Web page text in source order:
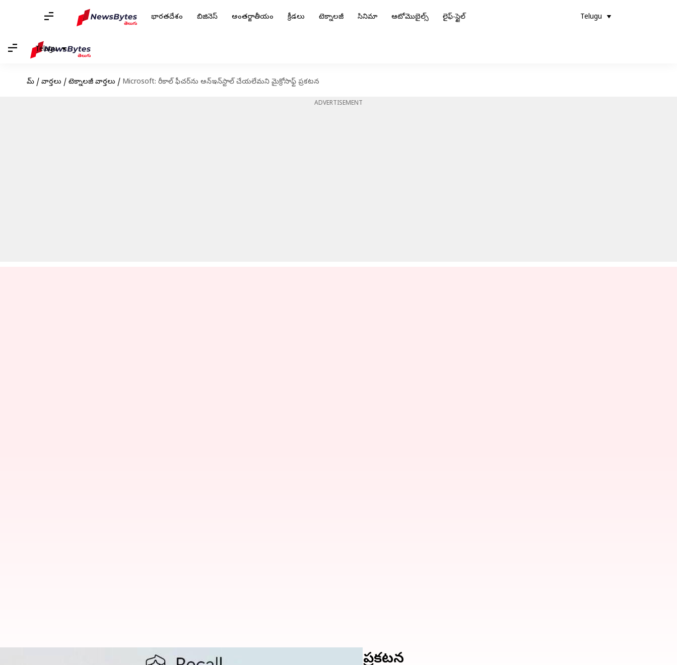
భారతదేశం బిజినెస్ అంతర్జాతీయం క్రీడలు టెక్నాలజీ సినిమా ఆటోమొబైల్స్ లైఫ్-స్టైల్ Telugu
Telugu
హోమ్ / వార్తలు / టెక్నాలజీ వార్తలు / Microsoft: రీకాల్ ఫీచర్‌ను అన్‌ఇన్‌స్టాల్ చేయలేమని మైక్రోసాఫ్ట్ ప్రకటన
ADVERTISEMENT
Microsoft: రీకాల్ ఫీచర్‌ను అన్‌ఇన్‌స్టాల్ చేయలేమని మైక్రోసాఫ్ట్ ప్రకటన